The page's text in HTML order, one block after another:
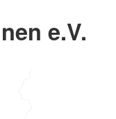
e.V.